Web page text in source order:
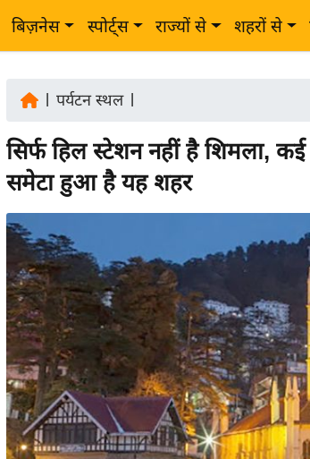
बिज़नेस स्पोर्ट्स राज्यों से शहरों से
पर्यटन स्थल|
सिर्फ हिल स्टेशन नहीं है शिमला,
समेटा हुआ है यह शहर